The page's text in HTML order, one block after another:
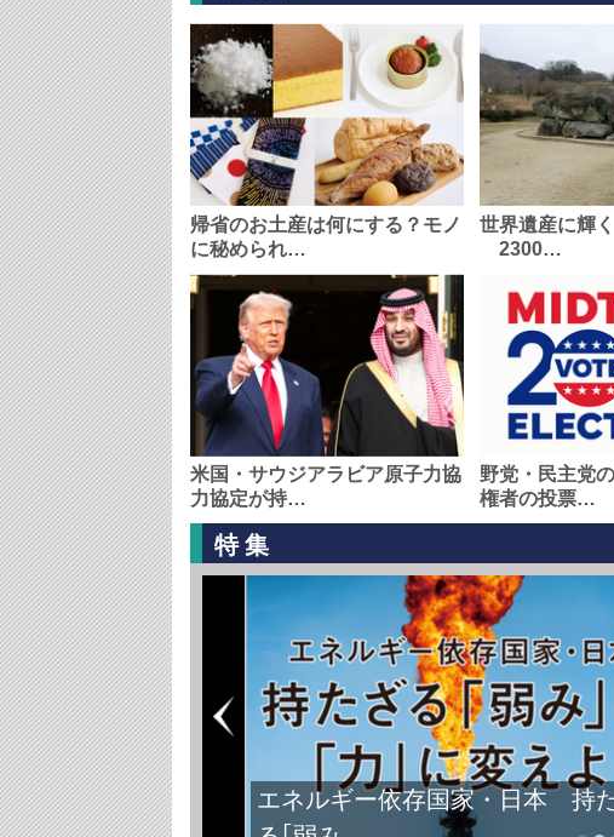
帰省のお土産は何にする？モノ
に秘められ…
世界遺産に輝
2300…
米国・サウジアラビア原子力協
力協定が持…
野党・民主党
権者の投票…
特集
エネルギー依存国家・日本 持